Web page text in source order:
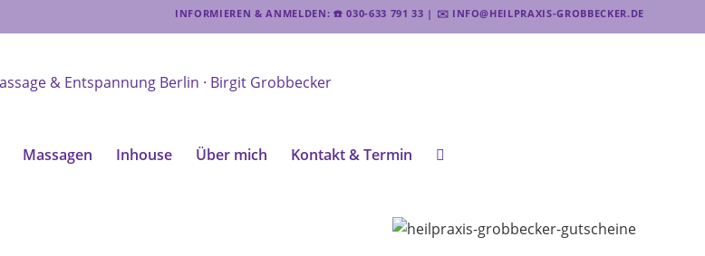
INFORMIEREN & ANMELDEN: ☎️ 030-633 791 33 | ✉️ INFO@HEILPRAXIS-GROBBECKER.DE
Massagen Inhouse Über mich Kontakt & Termin